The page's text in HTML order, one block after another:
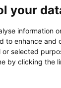
your
information
to enhance and
selected
by clicking the